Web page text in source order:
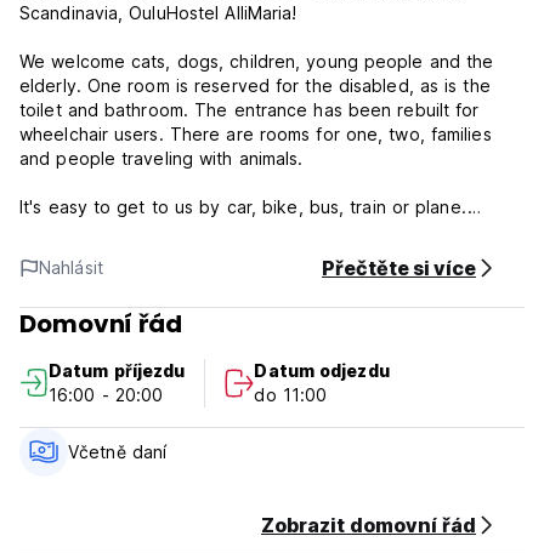
Scandinavia, OuluHostel AlliMaria!
We welcome cats, dogs, children, young people and the
elderly. One room is reserved for the disabled, as is the
toilet and bathroom. The entrance has been rebuilt for
wheelchair users. There are rooms for one, two, families
and people traveling with animals.
It's easy to get to us by car, bike, bus, train or plane.
We have free parking in own yard and bicycles for rent.
OuluHostel AlliMaria Policy and Conditions:
cancellation or No Show, you will be charged the first night
of your stay.
Check in from 16.00 to 20.00
Payment upon arrival by cash, credit and debit card
Nahlásit Přečtěte si více
Domovní řád
Datum příjezdu
16:00 - 20:00
Datum odjezdu
do 11:00
Včetně daní
Zobrazit domovní řád